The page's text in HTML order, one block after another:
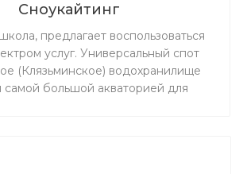
Сноукайтинг
предлагает воспользоваться
услуг. Универсальный спот
(Клязьминское) водохранилище
самой большой акваторией для
или нет снега, мы занимаемся на